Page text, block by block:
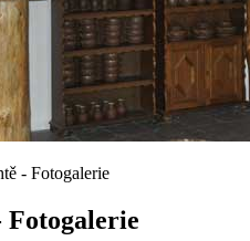
- Fotogalerie
Fotogalerie